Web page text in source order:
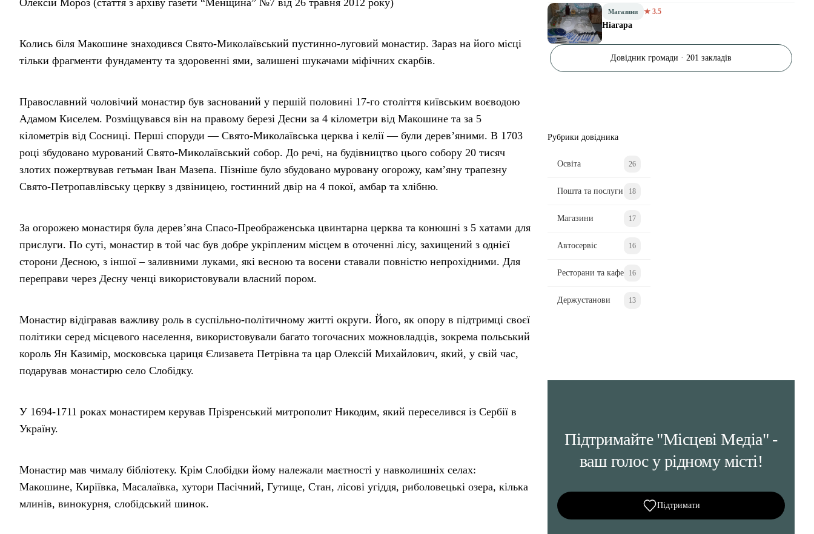
Олексій Мороз (стаття з архіву газети “Менщина” №7 від 26 травня 2012 року)
Колись біля Макошине знаходився Свято-Миколаївський пустинно-луговий монастир. Зараз на його місці
тільки фрагменти фундаменту та здоровенні ями, залишені шукачами міфічних скарбів.
Православний чоловічий монастир був заснований у першій половині 17-го століття київським воєводою
Адамом Киселем. Розміщувався він на правому березі Десни за 4 кілометри від Макошине та за 5
кілометрів від Сосниці. Перші споруди — Свято-Миколаївська церква і келії — були дерев’яними. В 1703
році збудовано мурований Свято-Миколаївський собор. До речі, на будівництво цього собору 20 тисяч
злотих пожертвував гетьман Іван Мазепа. Пізніше було збудовано муровану огорожу, кам’яну трапезну
Свято-Петропавлівську церкву з дзвіницею, гостинний двір на 4 покої, амбар та хлібню.
За огорожею монастиря була дерев’яна Спасо-Преображенська цвинтарна церква та конюшні з 5 хатами для
прислуги. По суті, монастир в той час був добре укріпленим місцем в оточенні лісу, захищений з однієї
сторони Десною, з іншої – заливними луками, які весною та восени ставали повністю непрохідними. Для
переправи через Десну ченці використовували власний пором.
Монастир відігравав важливу роль в суспільно-політичному житті округи. Його, як опору в підтримці своєї
політики серед місцевого населення, використовували багато тогочасних можновладців, зокрема польський
король Ян Казимір, московська цариця Єлизавета Петрівна та цар Олексій Михайлович, який, у свій час,
подарував монастирю село Слобідку.
У 1694-1711 роках монастирем керував Прізренський митрополит Никодим, який переселився із Сербії в
Україну.
Монастир мав чималу бібліотеку. Крім Слобідки йому належали маєтності у навколишніх селах:
Макошине, Киріївка, Масалаївка, хутори Пасічний, Гутище, Стан, лісові угіддя, риболовецькі озера, кілька
млинів, винокурня, слобідський шинок.
Магазини ★ 3.5
Ніагара
Довідник громади · 201 закладів
Рубрики довідника
Освіта 26
Пошта та послуги 18
Магазини 17
Автосервіс 16
Ресторани та кафе 16
Держустанови 13
Підтримайте "Місцеві Медіа" -
ваш голос у рідному місті!
Підтримати